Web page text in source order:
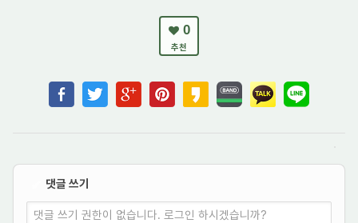
0
추천
댓글 쓰기
댓글 쓰기 권한이 없습니다. 로그인 하시겠습니까?